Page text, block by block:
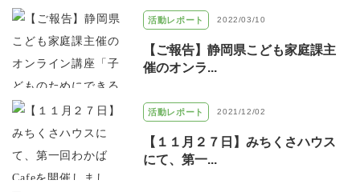
活動レポート 2022/03/10
【ご報告】静岡県こども家庭課主
催のオンラ...
活動レポート 2021/12/02
【１１月２７日】みちくさハウス
にて、第一...